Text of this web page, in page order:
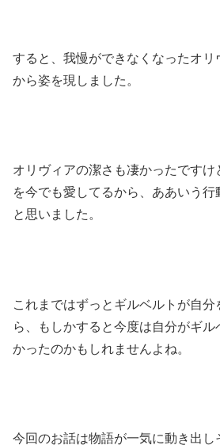
すると、我慢ができなくなったオ
から姿を現しました。
オリヴィアの潔さも凄かったですけ
を今でも愛してるから、ああいう
と思いました。
これまではずっとギルベルトが自
ら、もしかすると今度は自分がギル
かったのかもしれませんよね。
今回のお話は物語が一気に動き出し